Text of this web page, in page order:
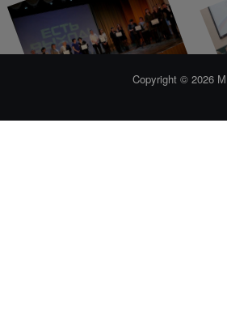
прошел ...
Победа
Стартовал прием ...
Copyright © 2026